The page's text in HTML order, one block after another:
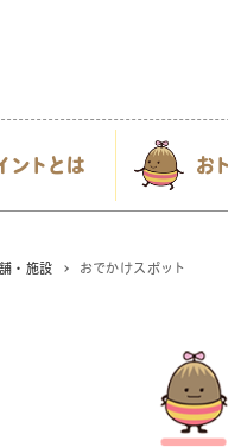
ントとは お
・施設 おでかけスポット